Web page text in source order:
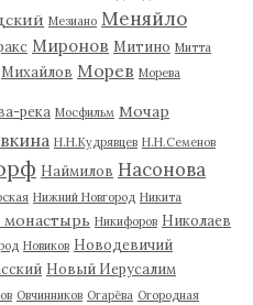
Мезиано Меняйло
Миронов Митино Митта
Михайлов Морев Морева
река Мосфильм Мочар
Н.Н.Кудрявцев Н.Н.Семенов
Наймилов Насонова
Нижний Новгород Никита
Никифоров Николаев
Новиков Новодевичий
Новый Иерусалим
Овчинников Огарёва Огородная